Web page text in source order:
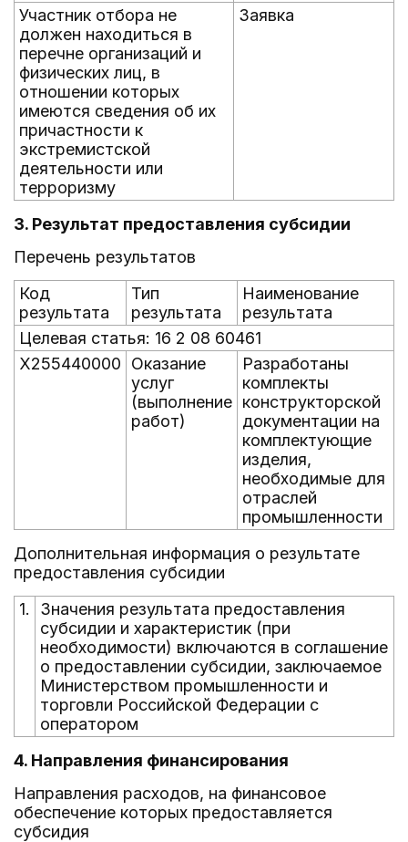
Участник отбора не
должен находиться в
перечне организаций и
физических лиц, в
отношении которых
имеются сведения об их
причастности к
экстремистской
деятельности или
терроризму
Заявка
3. Результат предоставления субсидии
Перечень результатов
Код
результата
Тип
результата
Наименование
результата
Целевая статья: 16 2 08 60461
X255440000
Оказание
услуг
(выполнение
работ)
Разработаны
комплекты
конструкторской
документации на
комплектующие
изделия,
необходимые для
отраслей
промышленности
Дополнительная информация о результате
предоставления субсидии
1.
Значения результата предоставления
субсидии и характеристик (при
необходимости) включаются в соглашение
о предоставлении субсидии, заключаемое
Министерством промышленности и
торговли Российской Федерации с
оператором
4. Направления финансирования
Направления расходов, на финансовое
обеспечение которых предоставляется
субсидия